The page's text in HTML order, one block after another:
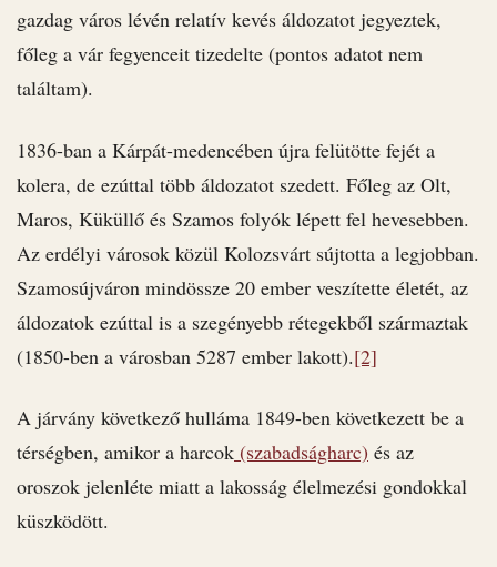
gazdag város lévén relatív kevés áldozatot jegyeztek,
főleg a vár fegyenceit tizedelte (pontos adatot nem
találtam).
1836-ban a Kárpát-medencében újra felütötte fejét a
kolera, de ezúttal több áldozatot szedett. Főleg az Olt,
Maros, Küküllő és Szamos folyók lépett fel hevesebben.
Az erdélyi városok közül Kolozsvárt sújtotta a legjobban.
Szamosújváron mindössze 20 ember veszítette életét, az
áldozatok ezúttal is a szegényebb rétegekből származtak
(1850-ben a városban 5287 ember lakott).[2]
A járvány következő hulláma 1849-ben következett be a
térségben, amikor a harcok (szabadságharc) és az
oroszok jelenléte miatt a lakosság élelmezési gondokkal
küszködött.